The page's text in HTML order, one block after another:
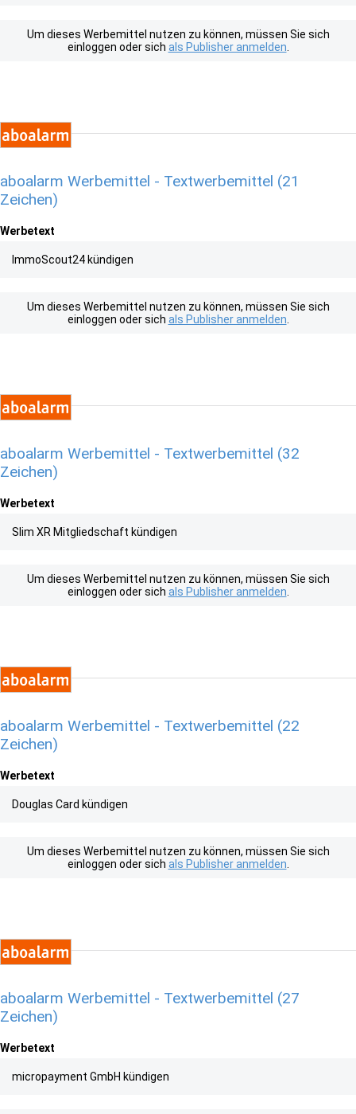
Um dieses Werbemittel nutzen zu können, müssen Sie sich
einloggen oder sich als Publisher anmelden
aboalarm Werbemittel - Textwerbemittel (21
Zeichen)
Werbetext
ImmoScout24 kündigen
Um dieses Werbemittel nutzen zu können, müssen Sie sich
einloggen oder sich als Publisher anmelden
aboalarm Werbemittel - Textwerbemittel (32
Zeichen)
Werbetext
Slim XR Mitgliedschaft kündigen
Um dieses Werbemittel nutzen zu können, müssen Sie sich
einloggen oder sich als Publisher anmelden
aboalarm Werbemittel - Textwerbemittel (22
Zeichen)
Werbetext
Douglas Card kündigen
Um dieses Werbemittel nutzen zu können, müssen Sie sich
einloggen oder sich als Publisher anmelden
aboalarm Werbemittel - Textwerbemittel (27
Zeichen)
Werbetext
micropayment GmbH kündigen